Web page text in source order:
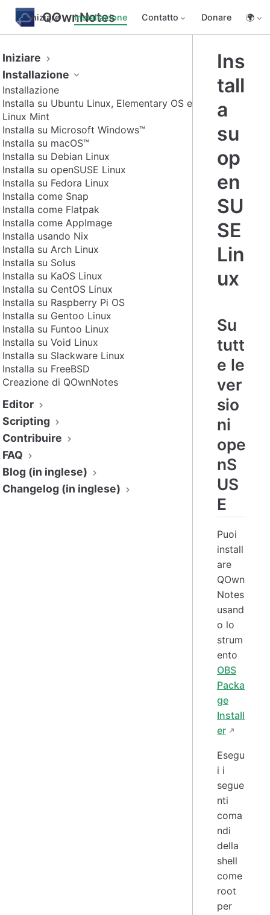
QOwnNotes
Iniziare Installazione Contatto Donare 🌍
Iniziare
Installazione
Installazione
Installa su Ubuntu Linux, Elementary OS e
Linux Mint
Installa su Microsoft Windows™
Installa su macOS™
Installa su Debian Linux
Installa su openSUSE Linux
Installa su Fedora Linux
Installa come Snap
Installa come Flatpak
Installa come AppImage
Installa usando Nix
Installa su Arch Linux
Installa su Solus
Installa su KaOS Linux
Installa su CentOS Linux
Installa su Raspberry Pi OS
Installa su Gentoo Linux
Installa su Funtoo Linux
Installa su Void Linux
Installa su Slackware Linux
Installa su FreeBSD
Creazione di QOwnNotes
Editor
Scripting
Contribuire
FAQ
Blog (in inglese)
Changelog (in inglese)
Ins
tall
a
su
op
en
SU
SE
Lin
ux
Su
tutt
e le
ver
sio
ni
ope
nS
US
E
Puoi
install
are
QOwn
Notes
usand
o lo
strum
ento
OBS
Packa
ge
Install
er
Esegu
i i
segue
nti
coma
ndi
della
shell
come
root
per